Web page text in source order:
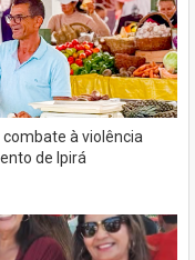
à violência
de Ipirá